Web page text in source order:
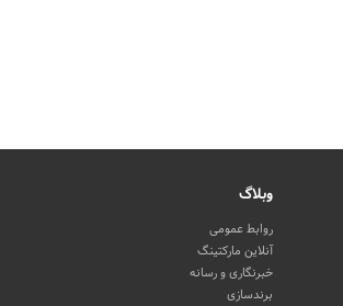
وبلاگ
روابط عمومی
آنلاین مارکتینگ
خبرنگاری و رسانه
برندسازی